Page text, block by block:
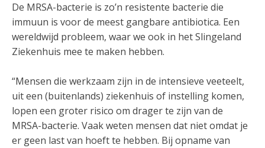
De MRSA-bacterie is zo’n resistente bacterie die
immuun is voor de meest gangbare antibiotica. Een
wereldwijd probleem, waar we ook in het Slingeland
Ziekenhuis mee te maken hebben.
“Mensen die werkzaam zijn in de intensieve veeteelt,
uit een (buitenlands) ziekenhuis of instelling komen,
lopen een groter risico om drager te zijn van de
MRSA-bacterie. Vaak weten mensen dat niet omdat je
er geen last van hoeft te hebben. Bij opname van